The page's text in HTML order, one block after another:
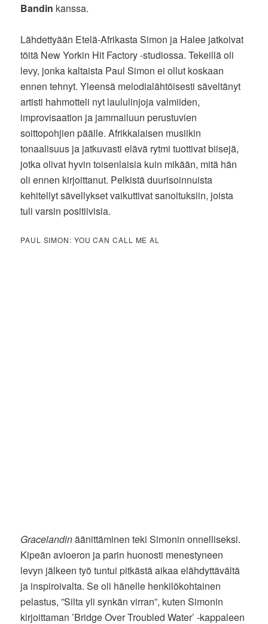
Bandin kanssa.
Lähdettyään Etelä-Afrikasta Simon ja Halee jatkoivat
töitä New Yorkin Hit Factory -studiossa. Tekeillä oli
levy, jonka kaltaista Paul Simon ei ollut koskaan
ennen tehnyt. Yleensä melodialähtöisesti säveltänyt
artisti hahmotteli nyt laululinjoja valmiiden,
improvisaation ja jammailuun perustuvien
soittopohjien päälle. Afrikkalaisen musiikin
tonaalisuus ja jatkuvasti elävä rytmi tuottivat biisejä,
jotka olivat hyvin toisenlaisia kuin mikään, mitä hän
oli ennen kirjoittanut. Pelkistä duurisoinnuista
kehitellyt sävellykset vaikuttivat sanoituksiin, joista
tuli varsin positiivisia.
PAUL SIMON: YOU CAN CALL ME AL
Gracelandinäänittäminen teki Simonin onnelliseksi.
Kipeän avioeron ja parin huonosti menestyneen
levyn jälkeen työ tuntui pitkästä aikaa elähdyttävältä
ja inspiroivalta. Se oli hänelle henkilökohtainen
pelastus, ”Silta yli synkän virran”, kuten Simonin
kirjoittaman ’Bridge Over Troubled Water’ -kappaleen